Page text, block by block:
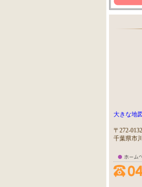
大きな地
〒272-0132
千葉県市